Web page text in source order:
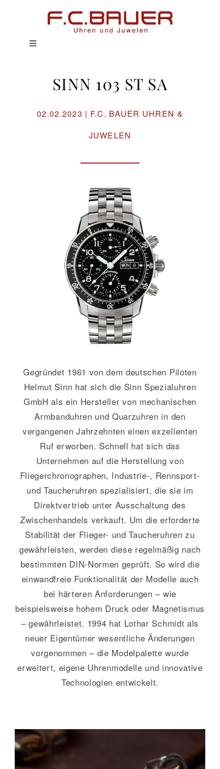
Toggle
HISTORIE
MAGAZIN
GALERIE
KONTAKT
SINN 103 ST SA
02.02.2023 | F.C. BAUER UHREN &
JUWELEN
Gegründet 1961 von dem deutschen Piloten
Helmut Sinn hat sich die Sinn Spezialuhren
GmbH als ein Hersteller von mechanischen
Armbanduhren und Quarzuhren in den
vergangenen Jahrzehnten einen exzellenten
Ruf erworben. Schnell hat sich das
Unternehmen auf die Herstellung von
Fliegerchronographen, Industrie-, Rennsport-
und Taucheruhren spezialisiert, die sie im
Direktvertrieb unter Ausschaltung des
Zwischenhandels verkauft. Um die erforderte
Stabilität der Flieger- und Taucheruhren zu
gewährleisten, werden diese regelmäßig nach
bestimmten DIN-Normen geprüft. So wird die
einwandfreie Funktionalität der Modelle auch
bei härteren Anforderungen – wie
beispielsweise hohem Druck oder Magnetismus
– gewährleistet. 1994 hat Lothar Schmidt als
neuer Eigentümer wesentliche Änderungen
vorgenommen – die Modelpalette wurde
erweitert, eigene Uhrenmodelle und innovative
Technologien entwickelt.